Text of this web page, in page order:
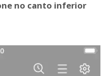
no canto inferior